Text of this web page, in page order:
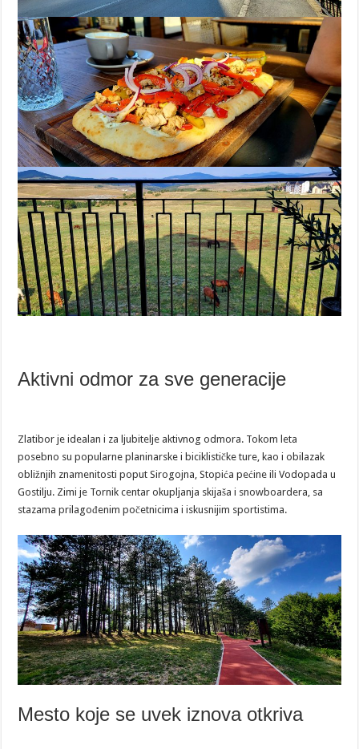
Aktivni odmor za sve generacije
Zlatibor je idealan i za ljubitelje aktivnog odmora. Tokom leta
posebno su popularne planinarske i biciklističke ture, kao i obilazak
obližnjih znamenitosti poput Sirogojna, Stopića pećine ili Vodopada u
Gostilju. Zimi je Tornik centar okupljanja skijaša i snowboardera, sa
stazama prilagođenim početnicima i iskusnijim sportistima.
Mesto koje se uvek iznova otkriva